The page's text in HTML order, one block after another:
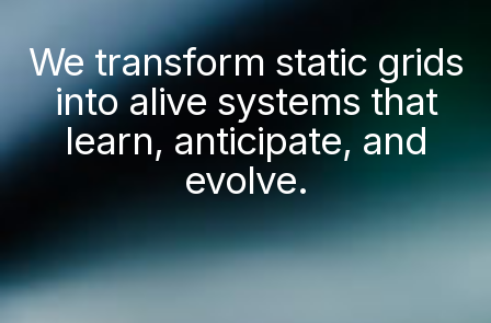
We transform static grids
into alive systems that
learn, anticipate, and
evolve.